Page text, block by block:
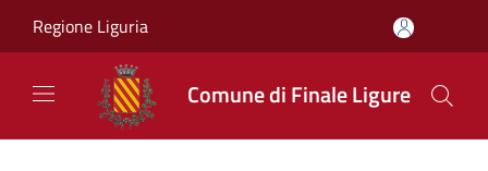
Regione Liguria
Comune di Finale Ligure